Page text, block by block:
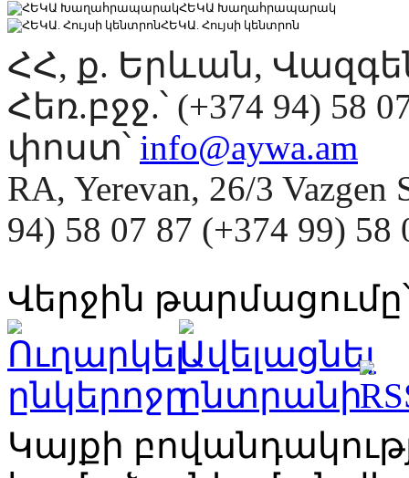
ՀԵԿԱ Խաղահրապարակ
ՀԵԿԱ. Հույսի կենտրոն
ՀՀ, ք. Երևան,
Հեռ.բջջ.՝ (+374 94) 58
փոստ՝ info@aywa.am
RA, Yerevan, 26/3
94) 58 07 87 (+374 99)
Վերջին
Կայքի